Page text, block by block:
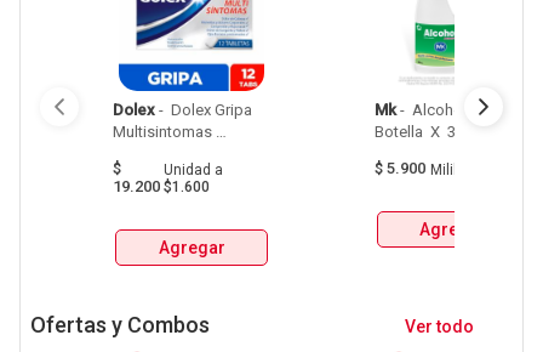
Dolex - Dolex Gripa
Multisintomas
$
19.200
Unidad a
$1.600
Agregar
Mk - Alcohol Mk
$ 5.900 Mililitro
Agregar
Ofertas y Combos Ver todo